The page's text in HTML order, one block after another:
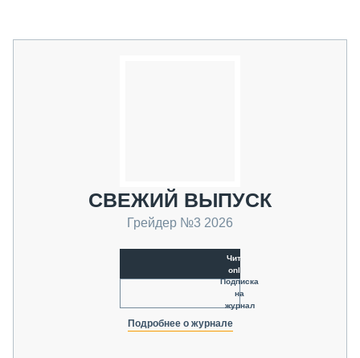
СВЕЖИЙ ВЫПУСК
Грейдер №3 2026
Читать
online
Подписка
на
журнал
Подробнее о журнале